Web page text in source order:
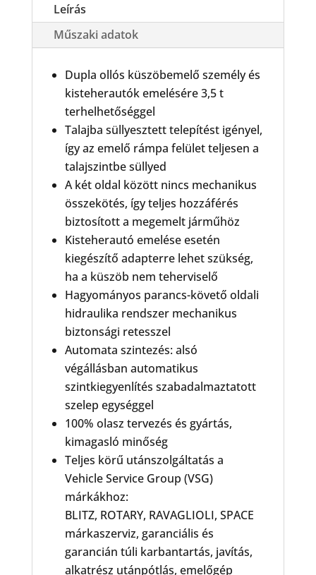
mennyiség
Leírás
Műszaki adatok
Dupla ollós küszöbemelő személy és
kisteherautók emelésére 3,5 t
terhelhetőséggel
Talajba süllyesztett telepítést igényel,
így az emelő rámpa felület teljesen a
talajszintbe süllyed
A két oldal között nincs mechanikus
összekötés, így teljes hozzáférés
biztosított a megemelt járműhöz
Kisteherautó emelése esetén
kiegészítő adapterre lehet szükség,
ha a küszöb nem teherviselő
Hagyományos parancs-követő oldali
hidraulika rendszer mechanikus
biztonsági retesszel
Automata szintezés: alsó
végállásban automatikus
szintkiegyenlítés szabadalmaztatott
szelep egységgel
100% olasz tervezés és gyártás,
kimagasló minőség
Teljes körű utánszolgáltatás a
Vehicle Service Group (VSG)
márkákhoz:
BLITZ, ROTARY, RAVAGLIOLI, SPACE
márkaszerviz, garanciális és
garancián túli karbantartás, javítás,
alkatrész utánpótlás, emelőgép